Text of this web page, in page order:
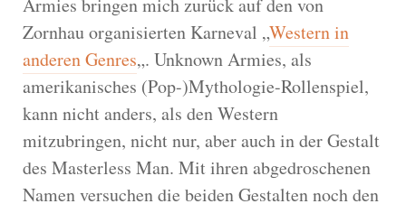
Zornhau organisierten Karneval „Western in
anderen Genres„. Unknown Armies, als
amerikanisches (Pop-)Mythologie-Rollenspiel,
kann nicht anders, als den Western
mitzubringen, nicht nur, aber auch in der Gestalt
des Masterless Man. Mit ihren abgedroschenen
Namen versuchen die beiden Gestalten noch den